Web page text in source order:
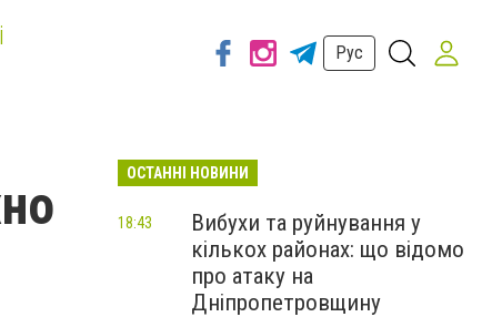
Рус
ОСТАННІ НОВИНИ
Вибухи та руйнування у
кількох районах: що відомо
про атаку на
Дніпропетровщину
18:43